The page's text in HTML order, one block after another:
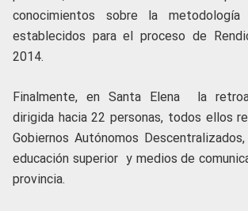
conocimientos sobre la
establecidos para el proceso de
2014.
Finalmente, en Santa Elena la
dirigida hacia 22 personas, todos ellos
Gobiernos Autónomos
educación superior y medios de
provincia.